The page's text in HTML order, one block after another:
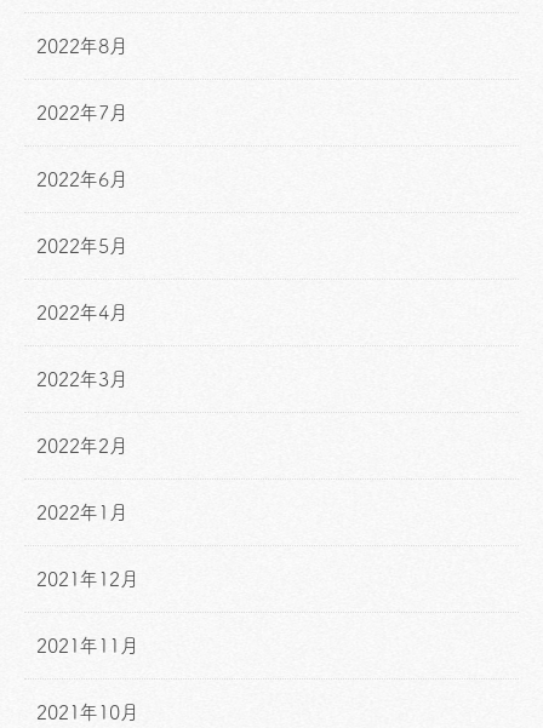
2022年8月
2022年7月
2022年6月
2022年5月
2022年4月
2022年3月
2022年2月
2022年1月
2021年12月
2021年11月
2021年10月